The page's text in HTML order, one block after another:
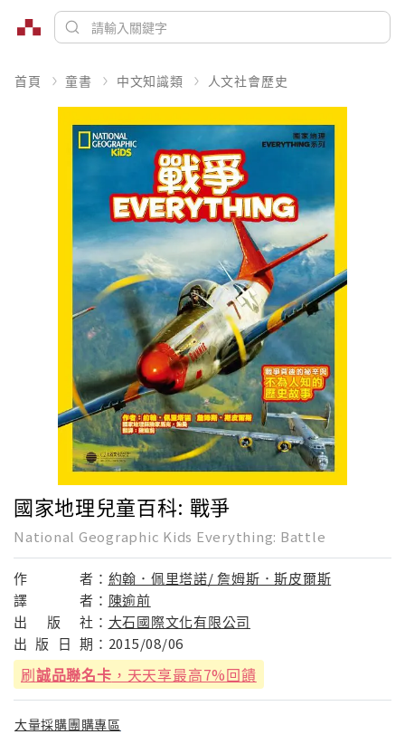
首頁 童書 中文知識類 人文社會歷史
國家地理兒童百科: 戰爭
National Geographic Kids Everything: Battle
作 者： 約翰．佩里塔諾/ 詹姆斯．斯皮爾斯
譯
者： 陳逾前
出
版 社： 大石國際文化有限公司
出 版 日 期： 2015/08/06
刷誠品聯名卡 ，天天享最高7%回饋
大量採購團購專區